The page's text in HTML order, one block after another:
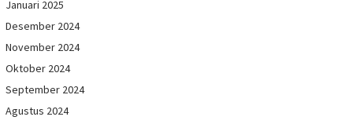
Januari 2025
Desember 2024
November 2024
Oktober 2024
September 2024
Agustus 2024